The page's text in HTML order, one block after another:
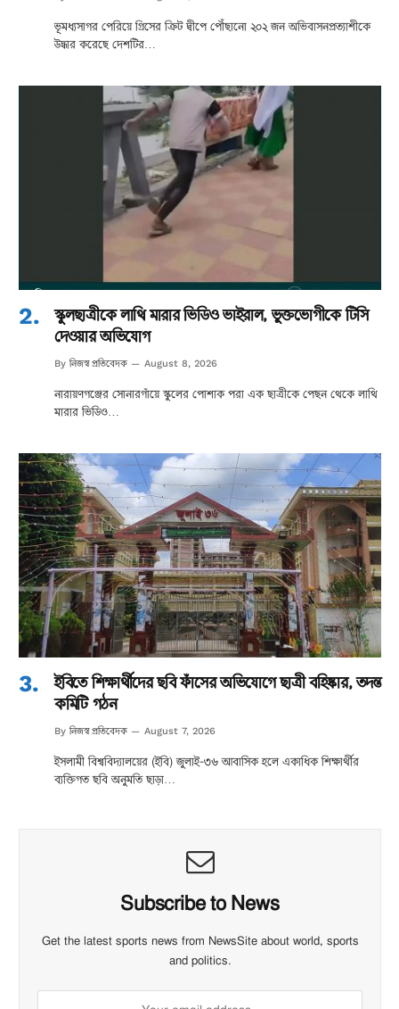
ভূমধ্যসাগর পেরিয়ে গ্রিসের ক্রিট দ্বীপে পৌঁছানো ২০২ জন অভিবাসনপ্রত্যাশীকে
উদ্ধার করেছে দেশটির…
স্কুলছাত্রীকে লাথি মারার ভিডিও ভাইরাল, ভুক্তভোগীকে টিসি
দেওয়ার অভিযোগ
By নিজস্ব প্রতিবেদক August 8, 2026
নারায়ণগঞ্জের সোনারগাঁয়ে স্কুলের পোশাক পরা এক ছাত্রীকে পেছন থেকে লাথি
মারার ভিডিও…
ইবিতে শিক্ষার্থীদের ছবি ফাঁসের অভিযোগে ছাত্রী বহিষ্কার, তদন্ত
কমিটি গঠন
By নিজস্ব প্রতিবেদক August 7, 2026
ইসলামী বিশ্ববিদ্যালয়ের (ইবি) জুলাই-৩৬ আবাসিক হলে একাধিক শিক্ষার্থীর
ব্যক্তিগত ছবি অনুমতি ছাড়া…
Subscribe to News
Get the latest sports news from NewsSite about world, sports
and politics.